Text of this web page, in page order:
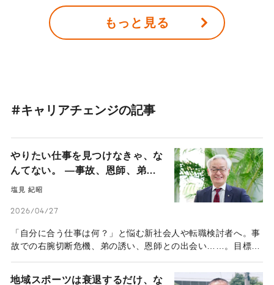
験もなく会社経営のイロハすら皆無だった彼女が、2004年に
ビューティーブランド『HACCI（ハッチ）』を創業し、最高経
営責任者（CEO）としてハチミツの良さを世の中に伝えてい
もっと見る
#キャリアチェンジの記事
やりたい仕事を見つけなきゃ、な
んてない。 ―事故、恩師、弟と
の縁。「頼まれごと」から道が拓
会長の45年―
塩見 紀昭
2026/04/27
「自分に合う仕事は何？」と悩む新社会人や転職検討者へ。事
故での右腕切断危機、弟の誘い、恩師との出会い……。目標を
引き受け、不動産業界のトップに上り詰めた塩見紀昭氏の意外
地域スポーツは衰退するだけ、な